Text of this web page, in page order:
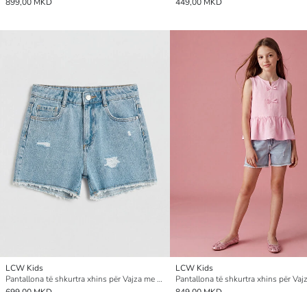
899,00 MKD 449,00 MKD
LCW Kids
Pantallona të shkurtra xhins për Vajza me detaje të konsumuara
LCW Kids